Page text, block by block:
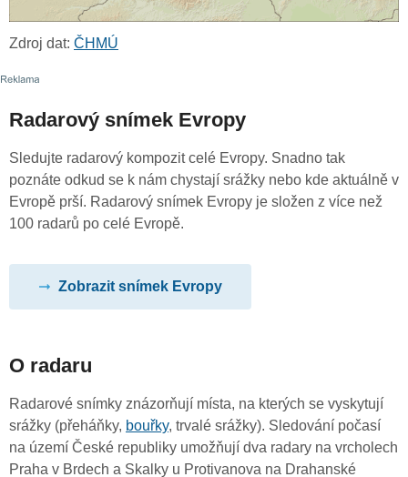
Zdroj dat: ČHMÚ
Radarový snímek Evropy
Sledujte radarový kompozit celé Evropy. Snadno tak
poznáte odkud se k nám chystají srážky nebo kde aktuálně v
Evropě prší. Radarový snímek Evropy je složen z více než
100 radarů po celé Evropě.
Zobrazit snímek Evropy
O radaru
Radarové snímky znázorňují místa, na kterých se vyskytují
srážky (přeháňky, bouřky, trvalé srážky). Sledování počasí
na území České republiky umožňují dva radary na vrcholech
Praha v Brdech a Skalky u Protivanova na Drahanské